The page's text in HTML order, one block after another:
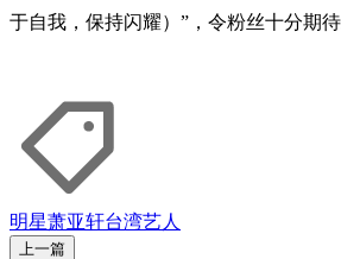
于自我，保持闪耀）”，令粉丝十分期
明星萧亚轩台湾艺人
上一篇